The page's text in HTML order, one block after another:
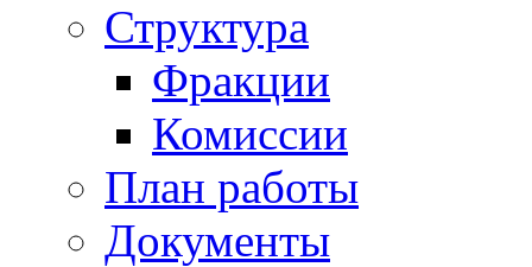
Структура
Фракции
Комиссии
План работы
Документы